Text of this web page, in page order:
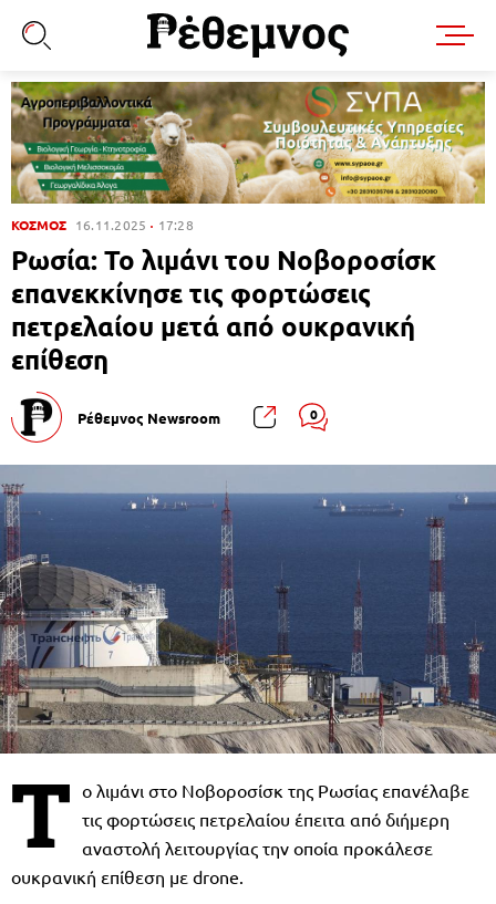
ΚΟΣΜΟΣ 16.11.2025 17:28
Ρωσία: Το λιμάνι του Νοβοροσίσκ
επανεκκίνησε τις φορτώσεις
πετρελαίου μετά από ουκρανική
επίθεση
Ρέθεμνος Newsroom 0
Τ ο λιμάνι στο Νοβοροσίσκ της Ρωσίας επανέλαβε
τις φορτώσεις πετρελαίου έπειτα από διήμερη
αναστολή λειτουργίας την οποία προκάλεσε
ουκρανική επίθεση με drone.